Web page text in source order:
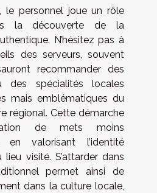
le personnel joue un rôle
la découverte de la
N’hésitez pas à
des serveurs, souvent
recommander des
des spécialités locales
mais emblématiques du
régional. Cette démarche
de mets moins
en valorisant l’identité
visité. S’attarder dans
permet ainsi de
dans la culture locale,